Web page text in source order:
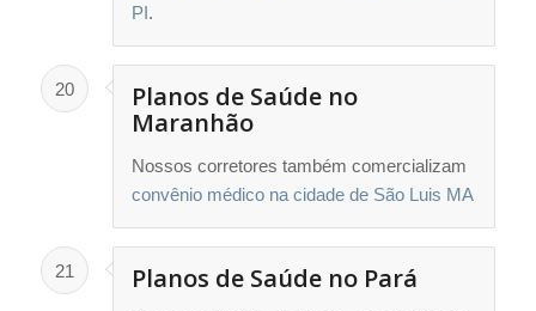
PI.
20
Planos de Saúde no
Maranhão
Nossos corretores também comercializam
convênio médico na cidade de São Luis MA
21 Planos de Saúde no Pará